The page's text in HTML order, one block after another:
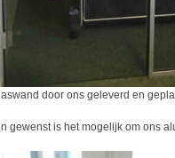
door ons geleverd en
gewenst is het mogelijk om ons